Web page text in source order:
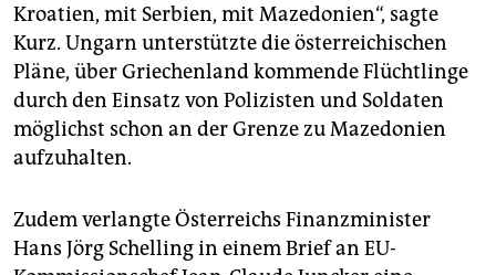
Kroatien, mit Serbien, mit Mazedonien“, sagte
Kurz. Ungarn unterstützte die österreichischen
Pläne, über Griechenland kommende Flüchtlinge
durch den Einsatz von Polizisten und Soldaten
möglichst schon an der Grenze zu Mazedonien
aufzuhalten.
Zudem verlangte Österreichs Finanzminister
Hans Jörg Schelling in einem Brief an EU-